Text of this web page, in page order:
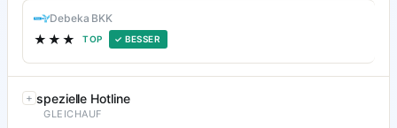
Debeka BKK
★★★ TOP ✓ BESSER
spezielle Hotline
GLEICHAUF